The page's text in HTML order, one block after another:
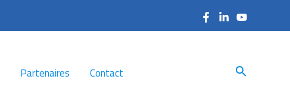
Partenaires Contact Search